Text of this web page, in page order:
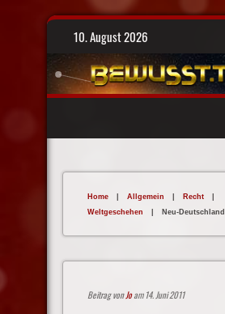
Skip
10. August 2026
Home | Allgemein | Recht
|
Weltgeschehen
| Neu-Deutschland
Beitrag vonJoam 14. Juni 2011